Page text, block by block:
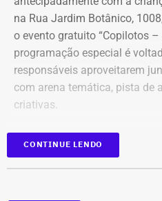
na Rua Jardim Botânico,
o evento gratuito “Copilotos
programação especial é
responsáveis aproveitarem
com arena temática, pista de
criativas.
As atividades acontecem das
dois turnos (o primeiro das
CONTINUE LENDO